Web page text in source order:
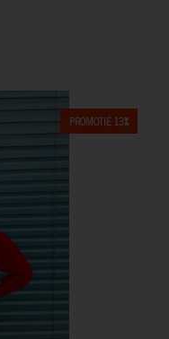
PROMOTIE 13%